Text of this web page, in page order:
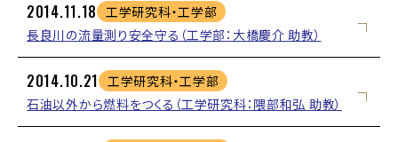
2014.11.18 工学研究科・工学部
長良川の流量測り安全守る（工学部：大橋慶介 助教）
2014.10.21 工学研究科・工学部
石油以外から燃料をつくる（工学研究科：隈部和弘 助教）